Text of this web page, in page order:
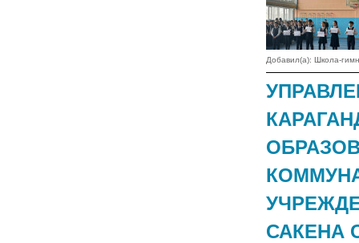
Добавил(а): Школа-
САКЕНА